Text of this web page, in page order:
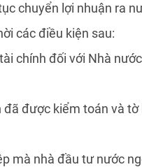
chuyển lợi nhuận ra
các điều kiện sau:
chính đối với Nhà
được kiểm toán và
mà nhà đầu tư nước